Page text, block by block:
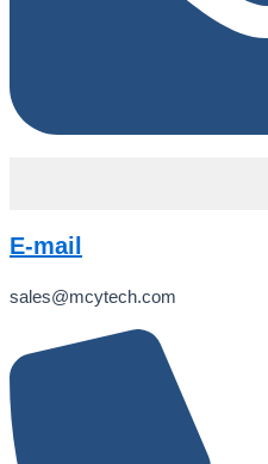
E-mail
sales@mcytech.com